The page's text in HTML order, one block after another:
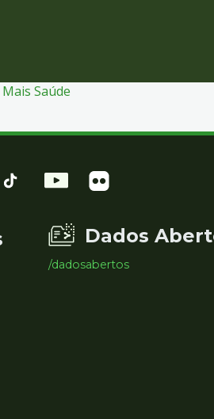
Mais Saúde
Dados
/dadosabertos